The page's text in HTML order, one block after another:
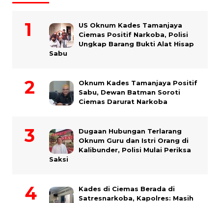
US Oknum Kades Tamanjaya
Ciemas Positif Narkoba, Polisi
Ungkap Barang Bukti Alat Hisap
Sabu
Oknum Kades Tamanjaya Positif
Sabu, Dewan Batman Soroti
Ciemas Darurat Narkoba
Dugaan Hubungan Terlarang
Oknum Guru dan Istri Orang di
Kalibunder, Polisi Mulai Periksa
Saksi
Kades di Ciemas Berada di
Satresnarkoba, Kapolres: Masih